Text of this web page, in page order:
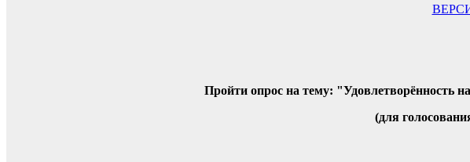
Пройти опрос на тему: "Удовлетворённость
(для